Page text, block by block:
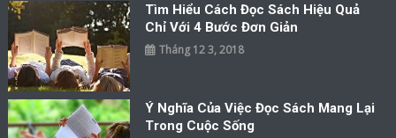
Tìm Hiểu Cách Đọc Sách Hiệu Quả
Chỉ Với 4 Bước Đơn Giản
Tháng 12 3, 2018
Ý Nghĩa Của Việc Đọc Sách Mang Lại
Trong Cuộc Sống